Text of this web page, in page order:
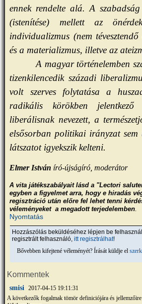
ennek rendelte alá. A
(istenítése) mellett az
individualizmus (nem
és a materializmus, illetve az
A magyar történelemben
tizenkilencedik századi
volt szerves folytatása a
radikális körökben
liberálisnak nevezett, a
elsősorban politikai irányzat
látszatot igyekszik kelteni.
Elmer István író-újságíró, moderátor
A vita játékszabályait lásd a "Lectori
egyben a figyelmet arra, hogy e hiradás
regisztráció után előre fel lehet tenni
véleményeket a megadott terjedelemben
Nyomtatás
Hozzászólás beküldéséhez lépjen be
regisztrált felhasználó,itt regisztrálhat!
Bővebben kifejtené véleményét? Írását küldje el
Kommentek
smisi 2017-04-15 19:11:31
A következők fogalmak tömör definiciójára és